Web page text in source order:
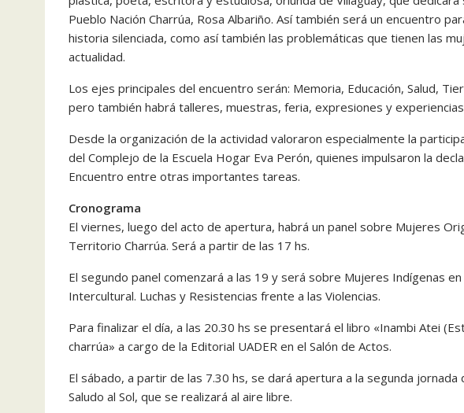
Pueblo Nación Charrúa, Rosa Albariño. Así también será un encuentro
historia silenciada, como así también las problemáticas que tienen las
actualidad.
Los ejes principales del encuentro serán: Memoria, Educación, Salud,
pero también habrá talleres, muestras, feria, expresiones y
Desde la organización de la actividad valoraron especialmente la
del Complejo de la Escuela Hogar Eva Perón, quienes impulsaron la
Encuentro entre otras importantes tareas.
Cronograma
El viernes, luego del acto de apertura, habrá un panel sobre Mujeres
Territorio Charrúa. Será a partir de las 17 hs.
El segundo panel comenzará a las 19 y será sobre Mujeres Indígenas en
Intercultural. Luchas y Resistencias frente a las Violencias.
Para finalizar el día, a las 20.30 hs se presentará el libro «Inambi Atei
charrúa» a cargo de la Editorial UADER en el Salón de Actos.
El sábado, a partir de las 7.30 hs, se dará apertura a la segunda jornada
Saludo al Sol, que se realizará al aire libre.